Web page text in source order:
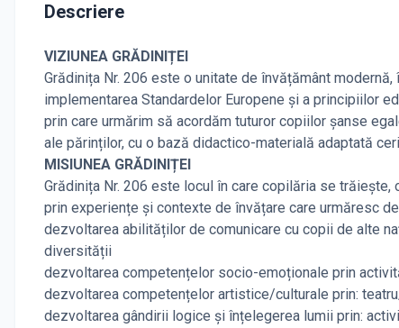
Descriere
VIZIUNEA GRĂDINIȚEI
Grădinița Nr. 206 este o unitate de învățământ
implementarea Standardelor Europene și a principiilor
prin care urmărim să acordăm tuturor copiilor șanse
ale părinților, cu o bază didactico-materială adaptată
MISIUNEA GRĂDINIȚEI
Grădinița Nr. 206 este locul în care copilăria se
prin experiențe și contexte de învățare care urmăresc
dezvoltarea abilităților de comunicare cu copii de alte
diversității
dezvoltarea competențelor socio-emoționale prin
dezvoltarea competențelor artistice/culturale prin:
dezvoltarea gândirii logice și înțelegerea lumii prin: